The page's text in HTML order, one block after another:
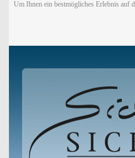
Um Ihnen ein bestmögliches Erlebnis auf